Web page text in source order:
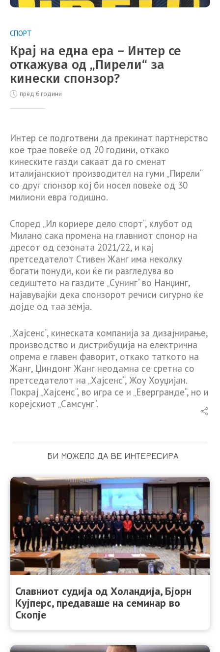
СПОРТ
Крај на една ера – Интер се
откажува од „Пирели“ за
кинески спонзор?
пред 6 години
Интер се подготвени да прекинат партнерство
кое трае повеќе од 20 години, откако
кинеските газди сакаат да го сменат
италијанскиот производител на гуми „Пирели“
со друг спонзор кој би носел повеќе од 30
милиони евра годишно.
Според „Ил кориере дело спорт“, клубот од
Милано сака промена на главниот спонор на
дресот од сезоната 2021/22, и кај
претседателот Стивен Жанг има неколку
богати понуди, кои ќе ги разгледува во
седиштето на газдите „Сунинг“ во Нанџинг,
најавувајќи дека спонзорот речиси сигурно ќе
дојде од таа земја.
„Хајсенс“, кинеската компанија за дизајнирање,
производство и дистрибуција на електрична
опрема е главен фаворит, откако таткото на
Жанг, Џиндонг Жанг неодамна се сретна со
претседателот на „Хајсенс“, Жоу Хоуџијан.
Покрај „Хајсенс“, во игра се и „Евергранде“, но и
корејскиот „Самсунг“.
БИ МОЖЕЛО ДА ВЕ ИНТЕРЕСИРА
Славниот судија од Холандија, Бјорн
Кујперс, предаваше на семинар во
Скопје